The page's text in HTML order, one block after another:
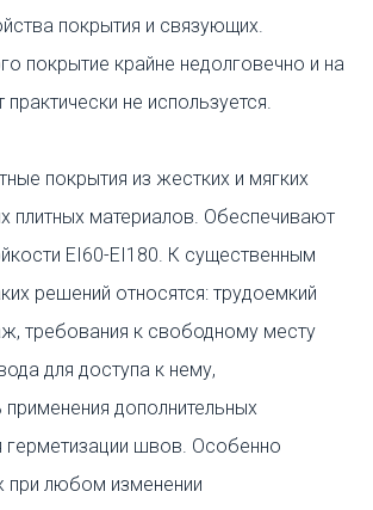
покрытия и связующих.
покрытие крайне недолговечно и на
не используется.
покрытия из жестких и мягких
плитных материалов. Обеспечивают
EI60-EI180. К существенным
решений относятся: трудоемкий
требования к свободному месту
для доступа к нему,
дополнительных
герметизации швов. Особенно
любом изменении